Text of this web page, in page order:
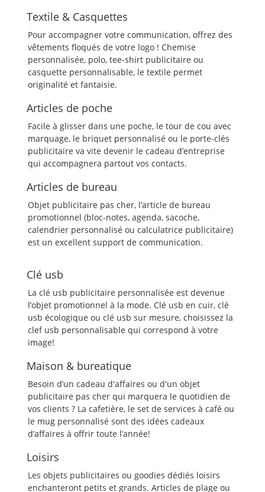
Textile & Casquettes
Pour accompagner votre communication, offrez des
vêtements floqués de votre logo ! Chemise
personnalisée, polo, tee-shirt publicitaire ou
casquette personnalisable, le textile permet
originalité et fantaisie.
Articles de poche
Facile à glisser dans une poche, le tour de cou avec
marquage, le briquet personnalisé ou le porte-clés
publicitaire va vite devenir le cadeau d’entreprise
qui accompagnera partout vos contacts.
Articles de bureau
Objet publicitaire pas cher, l’article de bureau
promotionnel (bloc-notes, agenda, sacoche,
calendrier personnalisé ou calculatrice publicitaire)
est un excellent support de communication.
Clé usb
La clé usb publicitaire personnalisée est devenue
l’objet promotionnel à la mode. Clé usb en cuir, clé
usb écologique ou clé usb sur mesure, choisissez la
clef usb personnalisable qui correspond à votre
image!
Maison & bureatique
Besoin d’un cadeau d'affaires ou d'un objet
publicitaire pas cher qui marquera le quotidien de
vos clients ? La cafetière, le set de services à café ou
le mug personnalisé sont des idées cadeaux
d’affaires à offrir toute l’année!
Loisirs
Les objets publicitaires ou goodies dédiés loisirs
enchanteront petits et grands. Articles de plage ou